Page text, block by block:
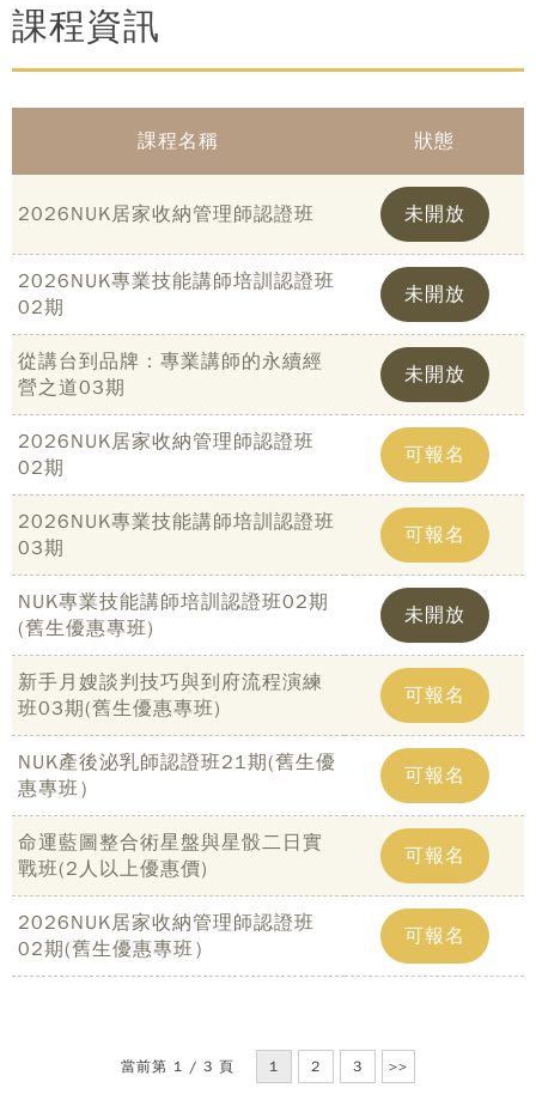
課程資訊
課程名稱 狀態
2026NUK居家收納管理師認證班 未開放
2026NUK專業技能講師培訓認證班
02期
未開放
從講台到品牌：專業講師的永續經
營之道03期
未開放
2026NUK居家收納管理師認證班
02期
可報名
2026NUK專業技能講師培訓認證班
03期
可報名
NUK專業技能講師培訓認證班02期
(舊生優惠專班)
未開放
新手月嫂談判技巧與到府流程演練
班03期(舊生優惠專班)
可報名
NUK產後泌乳師認證班21期(舊生優
惠專班）
可報名
命運藍圖整合術星盤與星骰二日實
戰班(2人以上優惠價)
可報名
2026NUK居家收納管理師認證班
02期(舊生優惠專班）
可報名
當前第 1 / 3 頁 1 2 3 >>